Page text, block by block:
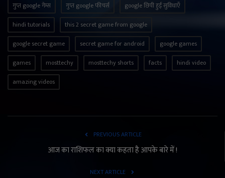
गुप्त google गेम्स
गुप्त google फीचर्स
google छिपी हुई सुविधाएँ
hindi tutorials
this 2 secret game from google
google secret game
secret game for android
google games
games
mosttechy mosttechy shorts facts
hindi video
amazing videos
PREVIOUS ARTICLE
आज का राशिफल का क्या कहता है आपके बारे में !
NEXT ARTICLE